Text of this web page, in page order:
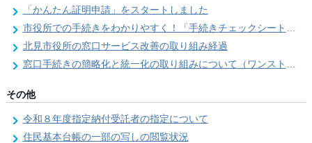
「かんたん証明申請」をスタートしました
市役所での手続きをわかりやすく！「手続きチェックシート」を導入しました
北見市役所の窓口サービス改善の取り組み経過
窓口手続きの簡略化と統一化の取り組みについて（ワンストップサービス推進事業）
その他
令和８年度指定納付受託者の指定について
住民基本台帳の一部の写しの閲覧状況